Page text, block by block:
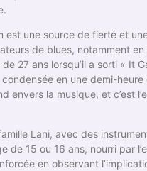
une source de fierté et
de blues, notamment
27 ans lorsqu’il a sorti « It
en une demi-heure
la musique, et c’est
Lani, avec des
de 15 ou 16 ans, nourri par
en observant